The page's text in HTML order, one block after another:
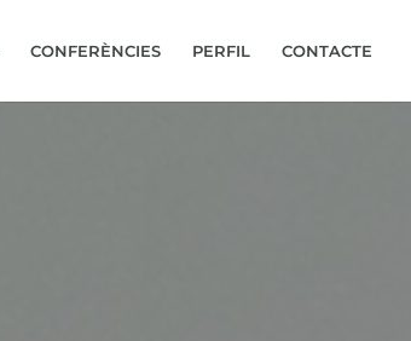
CONFERÈNCIES PERFIL CONTACTE